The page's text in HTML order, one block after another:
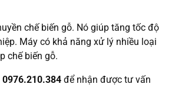
chế biến gỗ. Nó giúp tăng tốc độ
Máy có khả năng xử lý nhiều loại
chế biến gỗ.
0976.210.384 để nhận được tư vấn